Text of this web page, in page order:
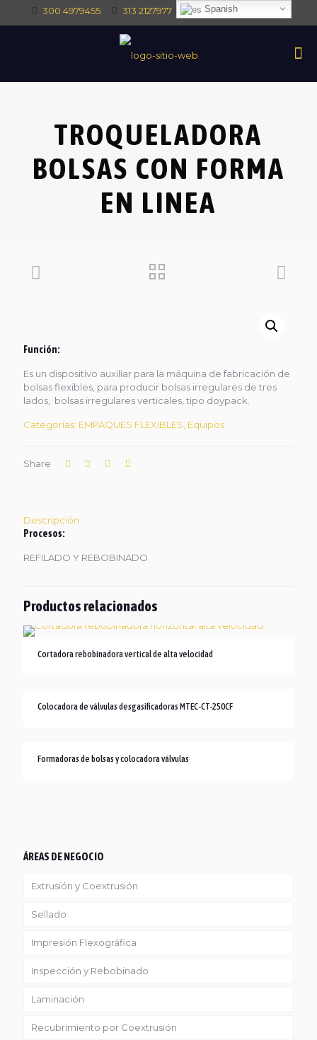
300 4979455 313 2127977 intec@intectrade.co
TROQUELADORA
BOLSAS CON FORMA
EN LINEA
Función:
Es un dispositivo auxiliar para la máquina de fabricación de
bolsas flexibles, para producir bolsas irregulares de tres
lados, bolsas irregulares verticales, tipo doypack.
Categorías: EMPAQUES FLEXIBLES Equipos
Share
Descripción
Procesos:
REFILADO Y REBOBINADO
Productos relacionados
Cortadora rebobinadora vertical de alta velocidad
Colocadora de válvulas desgasificadoras MTEC-CT-250CF
Formadoras de bolsas y colocadora válvulas
ÁREAS DE NEGOCIO
Extrusión y Coextrusión
Linea Reciclaje
Sellado
Impresión Flexográfica
Inspección y Rebobinado
Laminación
Recubrimiento por Coextrusión
Spanish